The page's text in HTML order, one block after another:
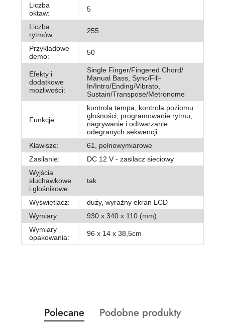
Liczba
oktaw:
5
Liczba
rytmów:
255
Przykładowe
demo:
50
Efekty i
dodatkowe
możliwości:
Single Finger/Fingered Chord/
Manual Bass, Sync/Fill-
In/Intro/Ending/Vibrato,
Sustain/Transpose/Metronome
Funkcje:
kontrola tempa, kontrola poziomu
głośności, programowanie rytmu,
nagrywanie i odtwarzanie
odegranych sekwencji
Klawisze:
61, pełnowymiarowe
Zasilanie:
DC 12 V - zasilacz sieciowy
Wyjścia
słuchawkowe
i głośnikowe:
tak
Wyświetlacz:
duży, wyraźny ekran LCD
Wymiary:
930 x 340 x 110 (mm)
Wymiary
opakowania:
96 x 14 x 38,5cm
Pomiń karuzelę produktów
Produkty
o
Polecane
Produkty
Podobne produkty